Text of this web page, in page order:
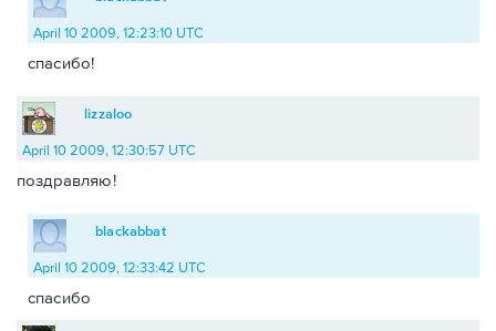
April 10 2009, 12:23:10 UTC
спасибо!
lizzaloo
April 10 2009, 12:30:57 UTC
поздравляю!
blackabbat
April 10 2009, 12:33:42 UTC
спасибо